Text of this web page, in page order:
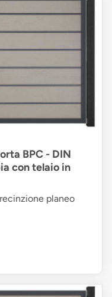
BPC - DIN
con telaio in
planeo